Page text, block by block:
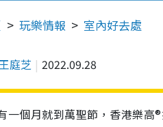
玩樂情報 室內好去處
庭芝 2022.09.28
一個月就到萬聖節，香港樂高